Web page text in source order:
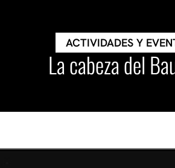
ACTIVIDADES Y
La cabeza del